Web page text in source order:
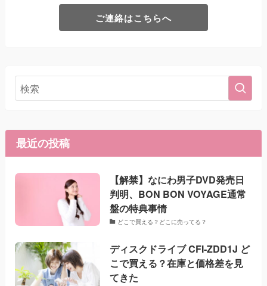
ご連絡はこちらへ
最近の投稿
【解禁】なにわ男子DVD発売日
判明、BON BON VOYAGE通常
盤の特典事情
どこで買える？どこに売ってる？
ディスクドライブ CFI-ZDD1J ど
こで買える？在庫と価格差を見
てきた